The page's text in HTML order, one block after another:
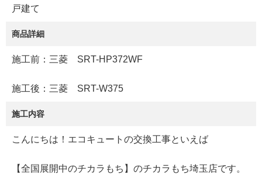
戸建て
商品詳細
施工前：三菱 SRT-HP372WF
施工後：三菱 SRT-W375
施工内容
こんにちは！エコキュートの交換工事といえば
【全国展開中のチカラもち】のチカラもち埼玉店です。